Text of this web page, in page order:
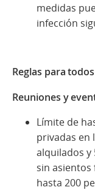
medidas
infección
Reglas para
Reuniones y
Límite de
privadas en
alquilados y
sin
hasta 200